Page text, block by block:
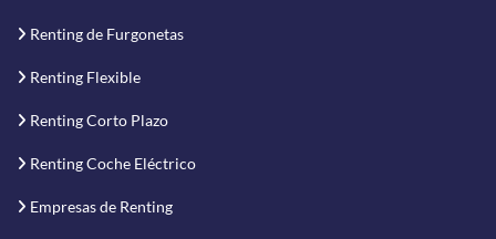
Renting de Furgonetas
Renting Flexible
Renting Corto Plazo
Renting Coche Eléctrico
Empresas de Renting